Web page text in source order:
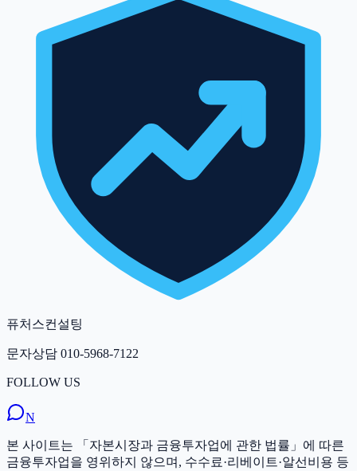
퓨처스컨설팅
문자상담 010-5968-7122
FOLLOW US
N
본 사이트는 「자본시장과 금융투자업에 관한 법률」에 따른
금융투자업을 영위하지 않으며, 수수료·리베이트·알선비용 등